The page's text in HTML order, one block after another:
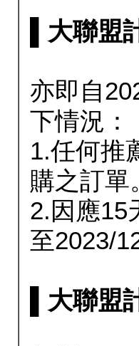
▌大聯盟
亦即自
下情況：
1.任何推
購之訂單
2.因應15
至2023/
▌大聯盟